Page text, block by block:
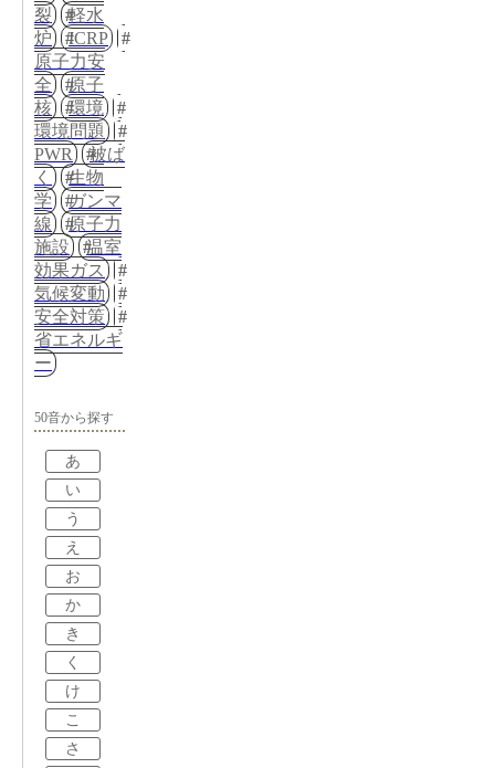
裂
軽水
炉
ICRP
原子力安
全
原子
核
環境
環境問題
PWR
被ば
く
生物
学
ガンマ
線
原子力
施設
温室
効果ガス
気候変動
安全対策
省エネルギ
ー
50音から探す
あ
い
う
え
お
か
き
く
け
こ
さ